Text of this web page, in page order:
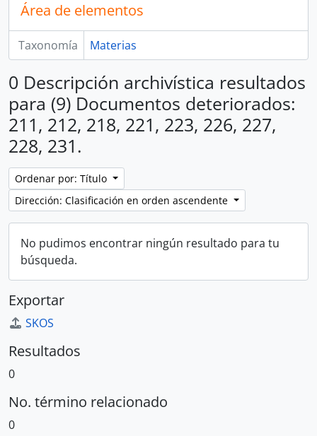
Área de elementos
Taxonomía Materias
0 Descripción archivística resultados
para (9) Documentos deteriorados:
211, 212, 218, 221, 223, 226, 227,
228, 231.
Ordenar por: Título
Dirección: Clasificación en orden ascendente
No pudimos encontrar ningún resultado para tu
búsqueda.
Exportar
SKOS
Resultados
0
No. término relacionado
0